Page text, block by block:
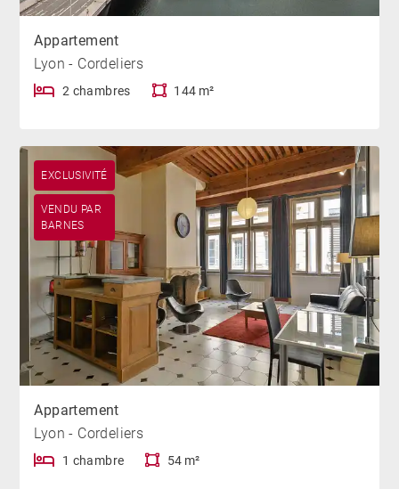
Appartement
Lyon - Cordeliers
2 chambres 144 m²
EXCLUSIVITÉ
VENDU PAR
BARNES
Appartement
Lyon - Cordeliers
1 chambre 54 m²